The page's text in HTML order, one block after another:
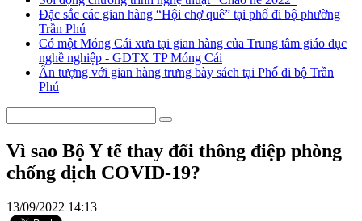
Đặc sắc các gian hàng “Hội chợ quê” tại phố đi bộ phường
Trần Phú
Có một Móng Cái xưa tại gian hàng của Trung tâm giáo dục
nghề nghiệp - GDTX TP Móng Cái
Ấn tượng với gian hàng trưng bày sách tại Phố đi bộ Trần
Phú
Vì sao Bộ Y tế thay đổi thông điệp phòng
chống dịch COVID-19?
13/09/2022 14:13